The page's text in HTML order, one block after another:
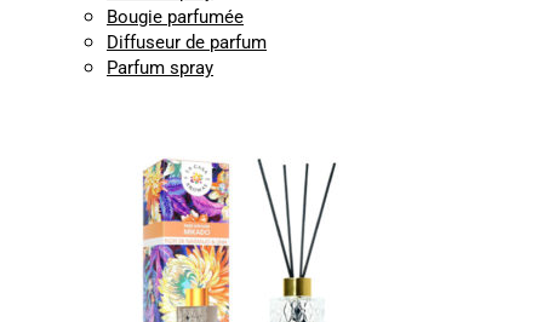
Bougie parfumée
Diffuseur de parfum
Parfum spray